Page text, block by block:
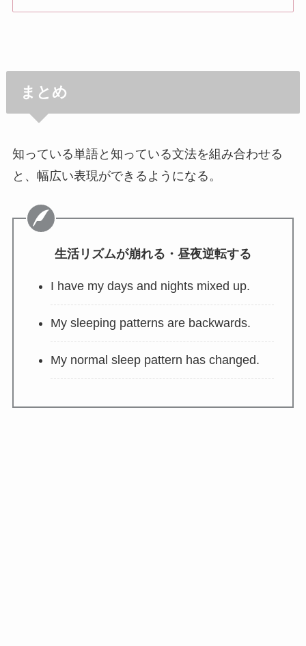
まとめ
知っている単語と知っている文法を組み合わせる
と、幅広い表現ができるようになる。
生活リズムが崩れる・昼夜逆転する
I have my days and nights mixed up.
My sleeping patterns are backwards.
My normal sleep pattern has changed.